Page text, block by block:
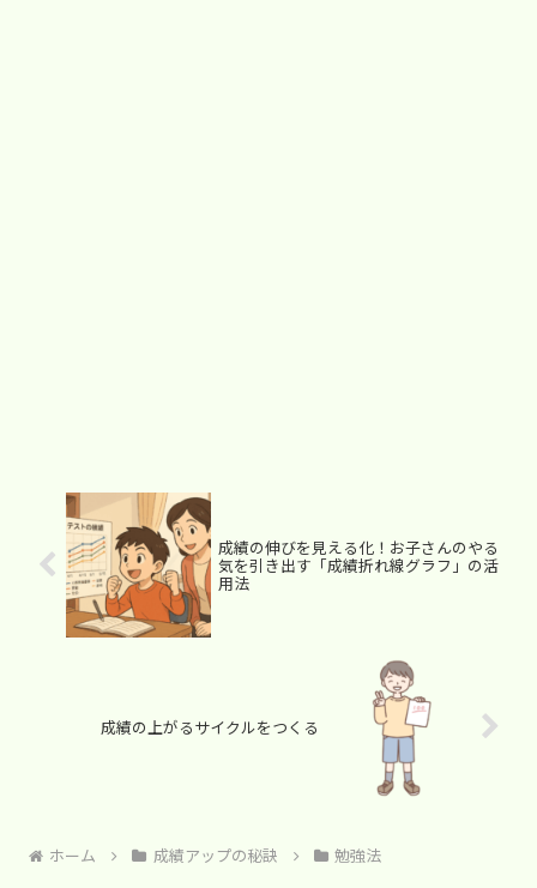
成績の伸びを見える化！お子さんのやる
気を引き出す「成績折れ線グラフ」の活
用法
成績の上がるサイクルをつくる
ホーム 成績アップの秘訣 勉強法